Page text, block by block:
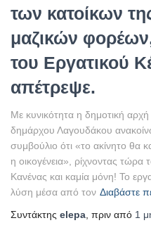
των κατοίκων
μαζικών
του Εργατικού
απέτρεψε.
Με κυνικότητα η δημοτική
δημάρχου Λαγουδάκου
συμβούλιο ότι «το ακίνητο θα
η οικογένεια», ρίχνοντας τώρα
Κανένας και καμία μόνη! Το
λύση μέσα από τον Διαβάστε
Συντάκτης elepa, πριν από 1